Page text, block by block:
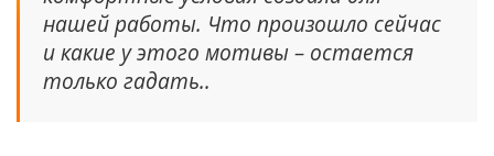
нашей работы. Что произошло сейчас
и какие у этого мотивы – остается
только гадать..